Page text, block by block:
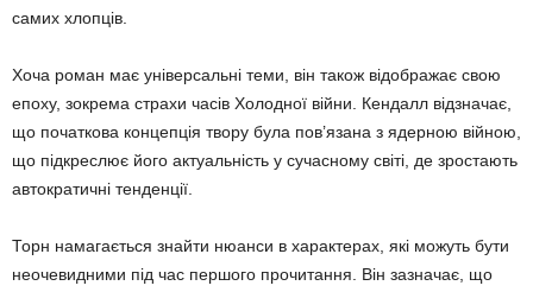
самих хлопців.
Хоча роман має універсальні теми, він також відображає свою
епоху, зокрема страхи часів Холодної війни. Кендалл відзначає,
що початкова концепція твору була пов’язана з ядерною війною,
що підкреслює його актуальність у сучасному світі, де зростають
автократичні тенденції.
Торн намагається знайти нюанси в характерах, які можуть бути
неочевидними під час першого прочитання. Він зазначає, що